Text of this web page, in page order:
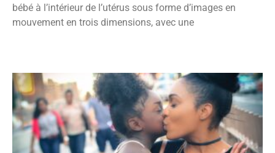
bébé à l’intérieur de l’utérus sous forme d’images en
mouvement en trois dimensions, avec une